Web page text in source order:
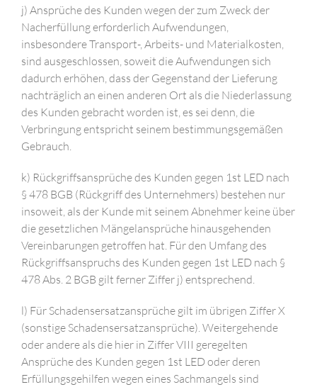
j) Ansprüche des Kunden wegen der zum Zweck der
Nacherfüllung erforderlich Aufwendungen,
insbesondere Transport-, Arbeits- und Materialkosten,
sind ausgeschlossen, soweit die Aufwendungen sich
dadurch erhöhen, dass der Gegenstand der Lieferung
nachträglich an einen anderen Ort als die Niederlassung
des Kunden gebracht worden ist, es sei denn, die
Verbringung entspricht seinem bestimmungsgemäßen
Gebrauch.
k) Rückgriffsansprüche des Kunden gegen 1st LED nach
§ 478 BGB (Rückgriff des Unternehmers) bestehen nur
insoweit, als der Kunde mit seinem Abnehmer keine über
die gesetzlichen Mängelansprüche hinausgehenden
Vereinbarungen getroffen hat. Für den Umfang des
Rückgriffsanspruchs des Kunden gegen 1st LED nach §
478 Abs. 2 BGB gilt ferner Ziffer j) entsprechend.
l) Für Schadensersatzansprüche gilt im übrigen Ziffer X
(sonstige Schadensersatzansprüche). Weitergehende
oder andere als die hier in Ziffer VIII geregelten
Ansprüche des Kunden gegen 1st LED oder deren
Erfüllungsgehilfen wegen eines Sachmangels sind